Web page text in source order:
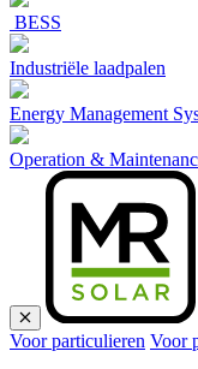
BESS
Industriële laadpalen
Energy Management
Operation &
Voor particulieren Voor